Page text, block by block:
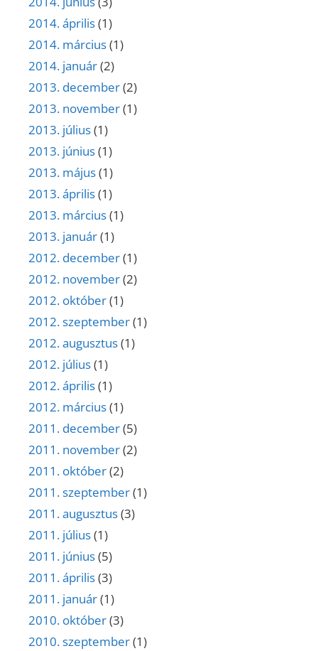
2014. április(1)
2014. március(1)
2014. január(2)
2013. december(2)
2013. november(1)
2013. július(1)
2013. június(1)
2013. május(1)
2013. április(1)
2013. március(1)
2013. január(1)
2012. december(1)
2012. november(2)
2012. október(1)
2012. szeptember(1)
2012. augusztus(1)
2012. július(1)
2012. április(1)
2012. március(1)
2011. december(5)
2011. november(2)
2011. október(2)
2011. szeptember(1)
2011. augusztus(3)
2011. július(1)
2011. június(5)
2011. április(3)
2011. január(1)
2010. október(3)
2010. szeptember(1)